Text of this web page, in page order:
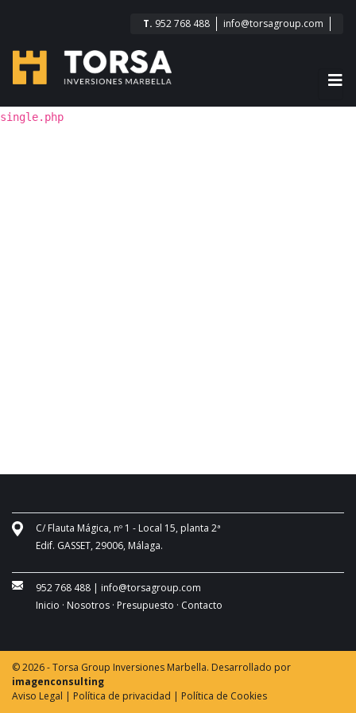
T. 952 768 488 info@torsagroup.com
single.php
C/ Flauta Mágica, nº 1 - Local 15, planta 2ª
Edif. GASSET, 29006, Málaga.
952 768 488 | info@torsagroup.com
Inicio · Nosotros · Presupuesto · Contacto
© 2026 - Torsa Group Inversiones Marbella. Desarrollado por
imagenconsulting
Aviso Legal | Política de privacidad | Política de Cookies